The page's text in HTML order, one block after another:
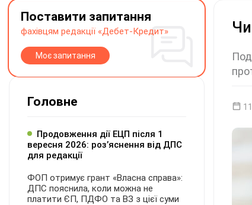
Поставити запитання
фахівцям редакції «Дебет-Кредит»
Моє запитання
Головне
Продовження дії ЕЦП після 1
вересня 2026: розʼяснення від ДПС
для редакції
ФОП отримує грант «Власна справа»:
ДПС пояснила, коли можна не
платити ЄП, ПДФО та ВЗ з цієї суми